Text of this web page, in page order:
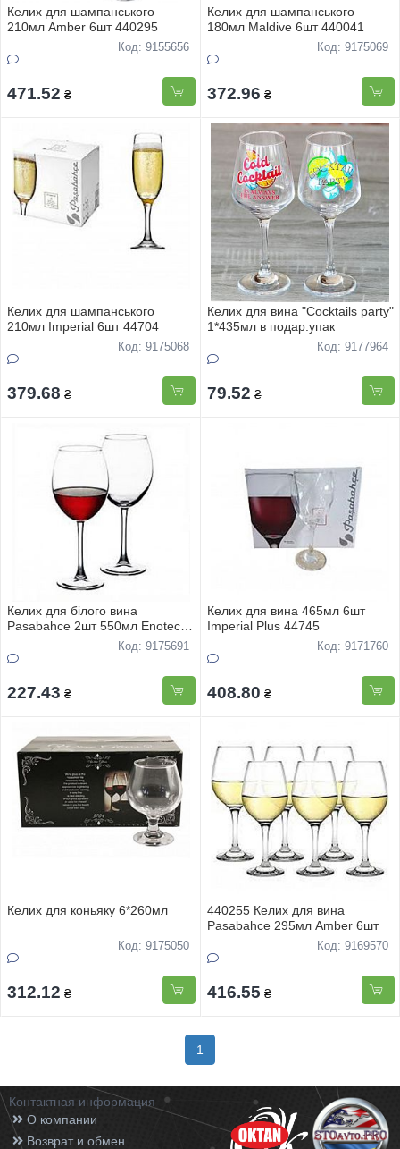
Келих для шампанського
210мл Amber 6шт 440295
Код: 9155656
471.52 ₴
Келих для шампанського
180мл Maldive 6шт 440041
Код: 9175069
372.96 ₴
Келих для шампанського
210мл Imperial 6шт 44704
Код: 9175068
379.68 ₴
Келих для вина "Сocktails party"
1*435мл в подар.упак
Код: 9177964
79.52 ₴
Келих для білого вина
Pasabahce 2шт 550мл Enoteca
Код: 9175691
227.43 ₴
Келих для вина 465мл 6шт
Imperial Plus 44745
Код: 9171760
408.80 ₴
Келих для коньяку 6*260мл
Код: 9175050
312.12 ₴
440255 Келих для вина
Pasabahce 295мл Amber 6шт
Код: 9169570
416.55 ₴
1
Контактная информация
О компании
Возврат и обмен